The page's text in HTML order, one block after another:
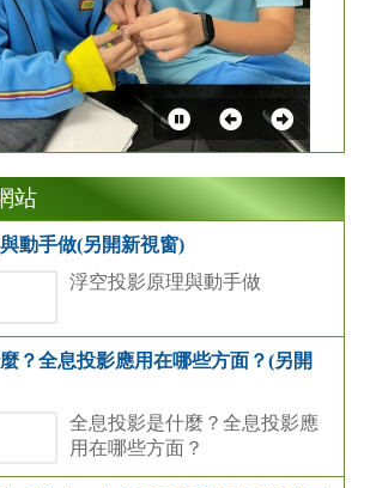
第
2
張
站
動手做(另開新視窗)
浮空投影原理與動手做
？全息投影應用在哪些方面？(另開
全息投影是什麼？全息投影應
用在哪些方面？